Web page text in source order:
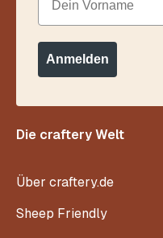
Die craftery Welt
Über craftery.de
Sheep Friendly
Anmelden